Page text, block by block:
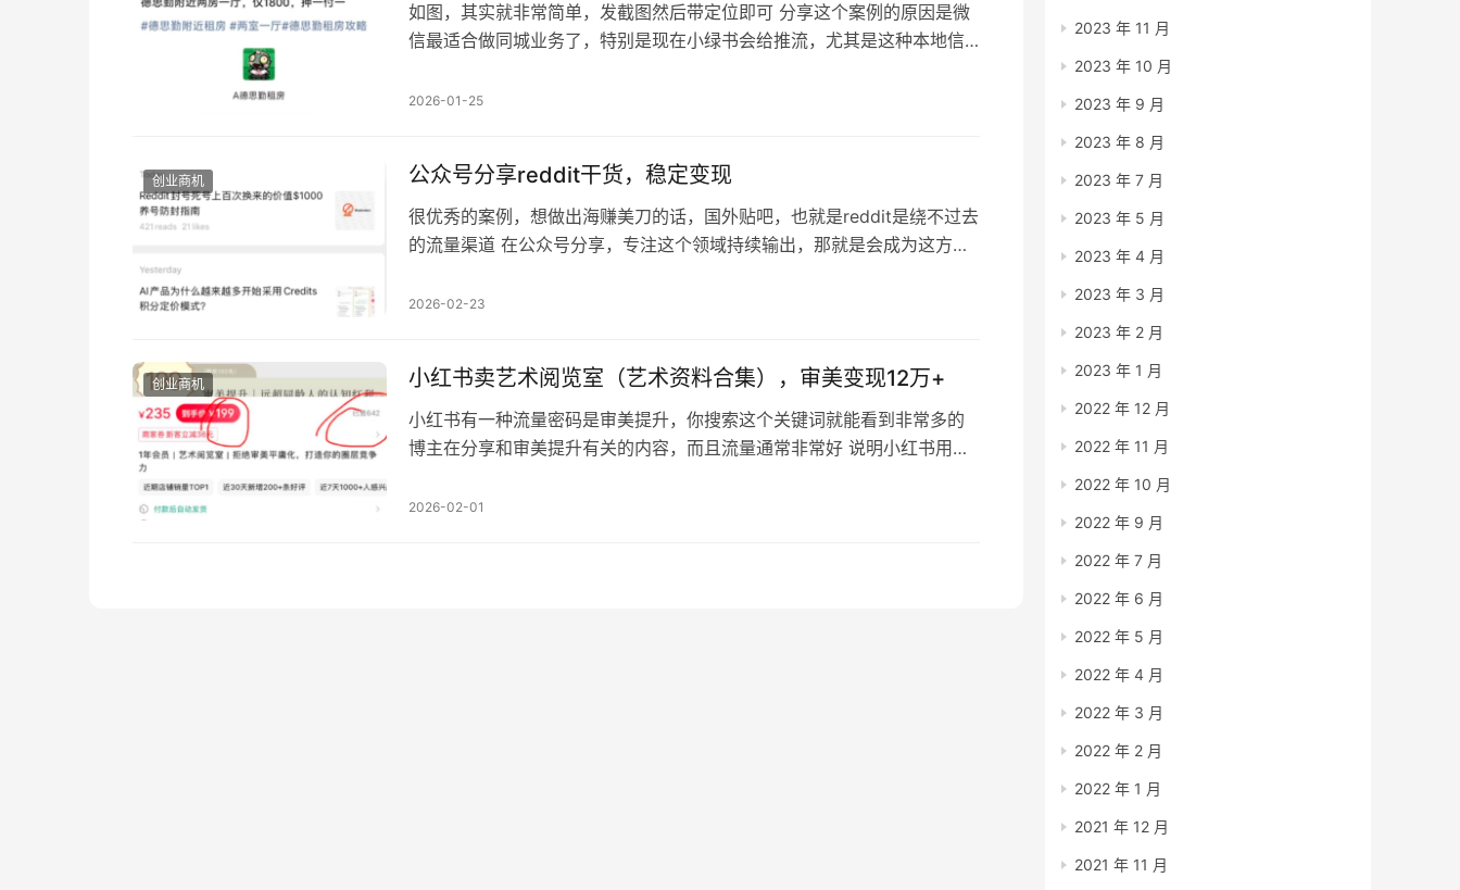
如图，其实就非常简单，发截图然后带定位即可 分享这个案例的原因是微
信最适合做同城业务了，特别是现在小绿书会给推流，尤其是这种本地信
想到去做公众号来获客 不少人还觉得公众号注册要花钱（闲鱼和百度竞价
2026-01-25
创业商机 公众号分享reddit干货，稳定变现
很优秀的案例，想做出海赚美刀的话，国外贴吧，也就是reddit是绕不过去
的流量渠道 在公众号分享，专注这个领域持续输出，那就是会成为这方面
以在公众号做一个账号，因为做的人少，竞争就比较低 类似的案例还有专
2026-02-23
创业商机 小红书卖艺术阅览室（艺术资料合集），审美变现12万+
小红书有一种流量密码是审美提升，你搜索这个关键词就能看到非常多的
博主在分享和审美提升有关的内容，而且流量通常非常好 说明小红书用户
求 有了这个前提，截图里的高客单价和销量就很好理解了 这种变现方式的
2026-02-01
2023 年 11 月
2023 年 10 月
2023 年 9 月
2023 年 8 月
2023 年 7 月
2023 年 5 月
2023 年 4 月
2023 年 3 月
2023 年 2 月
2023 年 1 月
2022 年 12 月
2022 年 11 月
2022 年 10 月
2022 年 9 月
2022 年 7 月
2022 年 6 月
2022 年 5 月
2022 年 4 月
2022 年 3 月
2022 年 2 月
2022 年 1 月
2021 年 12 月
2021 年 11 月